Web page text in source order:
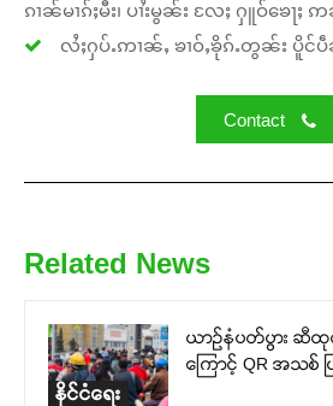
ၵၢၼ်မၢၵ်ႈမီး၊ ပၢႆးမွၼ်း လႄႈ ႁူဝ်ၶေႃႈ
လႆႈႁပ်ႉဢၢၼ်ႇ ၶၢဝ်ႇၶိုၵ်ႉတွၼ်း ပိူ
Contact
Related News
နိုင်ငံရေး
ယာဉ်နံပတ်ပွား ဆီ
ကြောင့် QR အသစ်